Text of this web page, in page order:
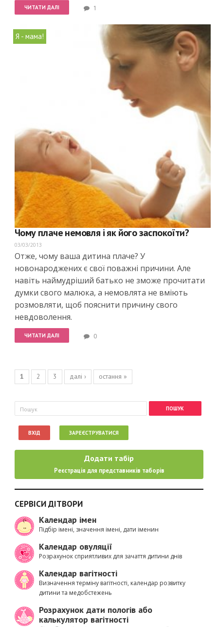
ЧИТАТИ ДАЛІ 1
Я - мама!
Чому плаче немовля і як його заспокоїти?
03/03/2013
Отже, чому ваша дитина плаче? У
новонароджених є свої поважні причини. Але
навіть наймудріший батько не зможе прочитати
думки свого малюка, а немовлята не вміють
розмовляти, щоб пояснити причину свого
невдоволення.
ЧИТАТИ ДАЛІ 0
Сторінки
1 2 3 далі › остання »
Пошукова форма
Пошук
ВХІД ЗАРЕЄСТРУВАТИСЯ
Додати табір
Реєстрація для представників таборів
СЕРВІСИ ДІТВОРИ
Календар імен
Підбір імені, значення імені, дати іменин
Календар овуляції
Розрахунок сприятливих для зачаття дитини днів
Календар вагітності
Визначення терміну вагітності, календар розвитку
дитини та медобстежень
Розрахунок дати пологів або
калькулятор вагітності